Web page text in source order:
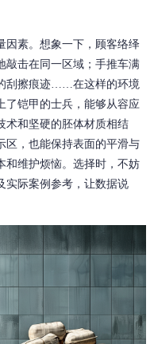
因素。想象一下，顾客络绎
敲击在同一区域；手推车满
刮擦痕迹……在这样的环境
了铠甲的士兵，能够从容应
术和坚硬的胚体材质相结
区，也能保持表面的平滑与
和维护烦恼。选择时，不妨
实际案例参考，让数据说